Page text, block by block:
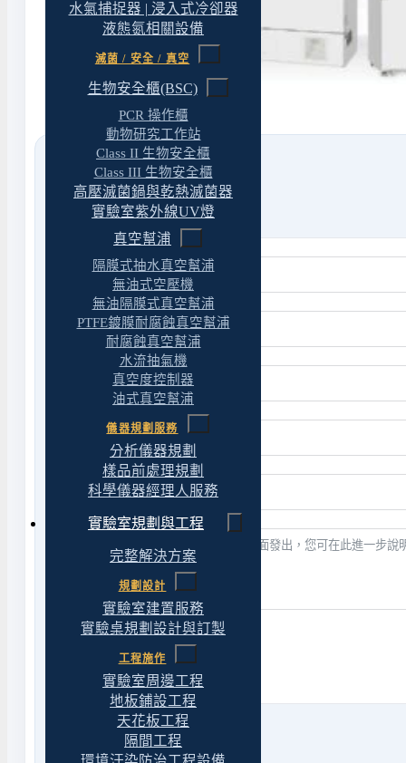
水氣捕捉器 | 浸入式冷卻器
液態氮相關設備
滅菌 / 安全 / 真空
生物安全櫃(BSC)
PCR 操作櫃
動物研究工作站
Class II 生物安全櫃
Class III 生物安全櫃
高壓滅菌鍋與乾熱滅菌器
實驗室紫外線UV燈
真空幫浦
隔膜式抽水真空幫浦
無油式空壓機
無油隔膜式真空幫浦
PTFE鍍膜耐腐蝕真空幫浦
耐腐蝕真空幫浦
水流抽氣機
真空度控制器
油式真空幫浦
儀器規劃服務
分析儀器規劃
樣品前處理規劃
科學儀器經理人服務
實驗室規劃與工程
完整解決方案
規劃設計
實驗室建置服務
實驗桌規劃設計與訂製
工程施作
實驗室周邊工程
地板鋪設工程
天花板工程
隔間工程
送出表單